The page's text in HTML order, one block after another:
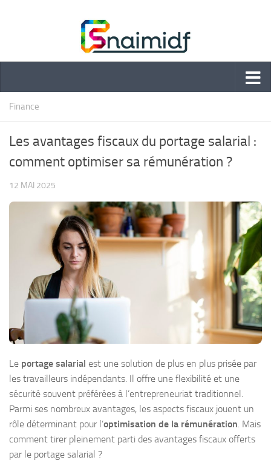
Finance
Les avantages fiscaux du portage salarial :
comment optimiser sa rémunération ?
12 MAI 2025
Le portage salarial est une solution de plus en plus prisée par
les travailleurs indépendants. Il offre une flexibilité et une
sécurité souvent préférées à l’entrepreneuriat traditionnel.
Parmi ses nombreux avantages, les aspects fiscaux jouent un
rôle déterminant pour l’optimisation de la rémunération . Mais
comment tirer pleinement parti des avantages fiscaux offerts
par le portage salarial ?